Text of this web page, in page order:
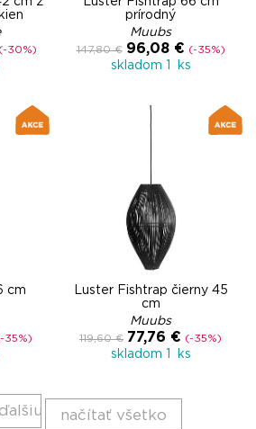
(-30%)
prírodný
Muubs
147,80 € 96,08 € (-35%)
skladom 1 ks
cm
35%)
Luster Fishtrap čierny 45
cm
Muubs
119,60 € 77,76 € (-35%)
skladom 1 ks
načítať všetko